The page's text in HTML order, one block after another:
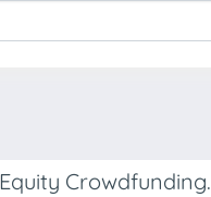
Crowdfunding.